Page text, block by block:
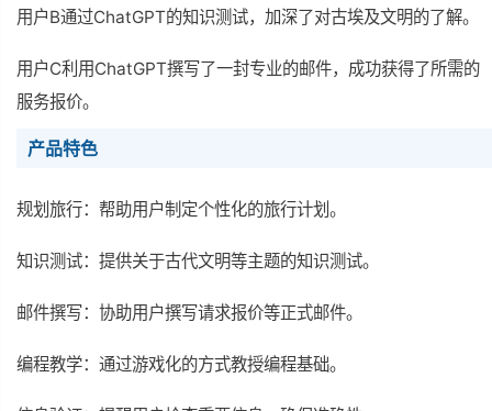
用户B通过ChatGPT的知识测试，加深了对古埃及文明的了解。
用户C利用ChatGPT撰写了一封专业的邮件，成功获得了所需的
服务报价。
产品特色
规划旅行：帮助用户制定个性化的旅行计划。
知识测试：提供关于古代文明等主题的知识测试。
邮件撰写：协助用户撰写请求报价等正式邮件。
编程教学：通过游戏化的方式教授编程基础。